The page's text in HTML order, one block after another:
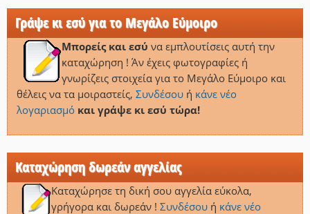
Γράψε κι εσύ για το Μεγάλο Εύμοιρο
Μπορείς και εσύ να εμπλουτίσεις αυτή την
καταχώρηση ! Άν έχεις φωτογραφίες ή
γνωρίζεις στοιχεία για το Μεγάλο Εύμοιρο και
θέλεις να τα μοιραστείς, Συνδέσουή κάνε νέο
λογαριασμό και γράψε κι εσύ τώρα!
Καταχώρηση δωρεάν αγγελίας
Καταχώρησε τη δική σου αγγελία εύκολα,
γρήγορα και δωρεάν ! Συνδέσουή κάνε νέο